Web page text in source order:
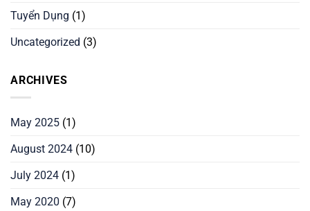
Tuyển Dụng (1)
Uncategorized (3)
ARCHIVES
May 2025 (1)
August 2024 (10)
July 2024 (1)
May 2020 (7)